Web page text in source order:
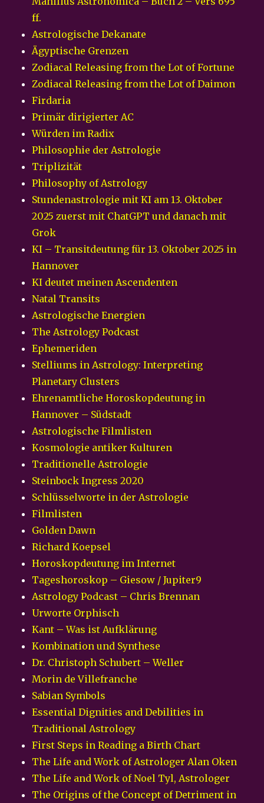
ff.
Astrologische Dekanate
Ägyptische Grenzen
Zodiacal Releasing from the Lot of Fortune
Zodiacal Releasing from the Lot of Daimon
Firdaria
Primär dirigierter AC
Würden im Radix
Philosophie der Astrologie
Triplizität
Philosophy of Astrology
Stundenastrologie mit KI am 13. Oktober
2025 zuerst mit ChatGPT und danach mit
Grok
KI – Transitdeutung für 13. Oktober 2025 in
Hannover
KI deutet meinen Ascendenten
Natal Transits
Astrologische Energien
The Astrology Podcast
Ephemeriden
Stelliums in Astrology: Interpreting
Planetary Clusters
Ehrenamtliche Horoskopdeutung in
Hannover – Südstadt
Astrologische Filmlisten
Kosmologie antiker Kulturen
Traditionelle Astrologie
Steinbock Ingress 2020
Schlüsselworte in der Astrologie
Filmlisten
Golden Dawn
Richard Koepsel
Horoskopdeutung im Internet
Tageshoroskop – Giesow / Jupiter9
Astrology Podcast – Chris Brennan
Urworte Orphisch
Kant – Was ist Aufklärung
Kombination und Synthese
Dr. Christoph Schubert – Weller
Morin de Villefranche
Sabian Symbols
Essential Dignities and Debilities in
Traditional Astrology
First Steps in Reading a Birth Chart
The Life and Work of Astrologer Alan Oken
The Life and Work of Noel Tyl, Astrologer
The Origins of the Concept of Detriment in